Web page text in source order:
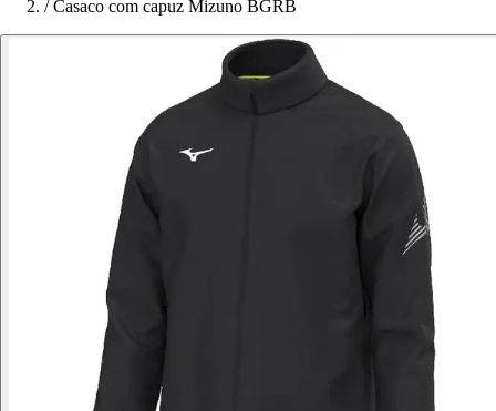
/ Casaco com capuz Mizuno BGRB